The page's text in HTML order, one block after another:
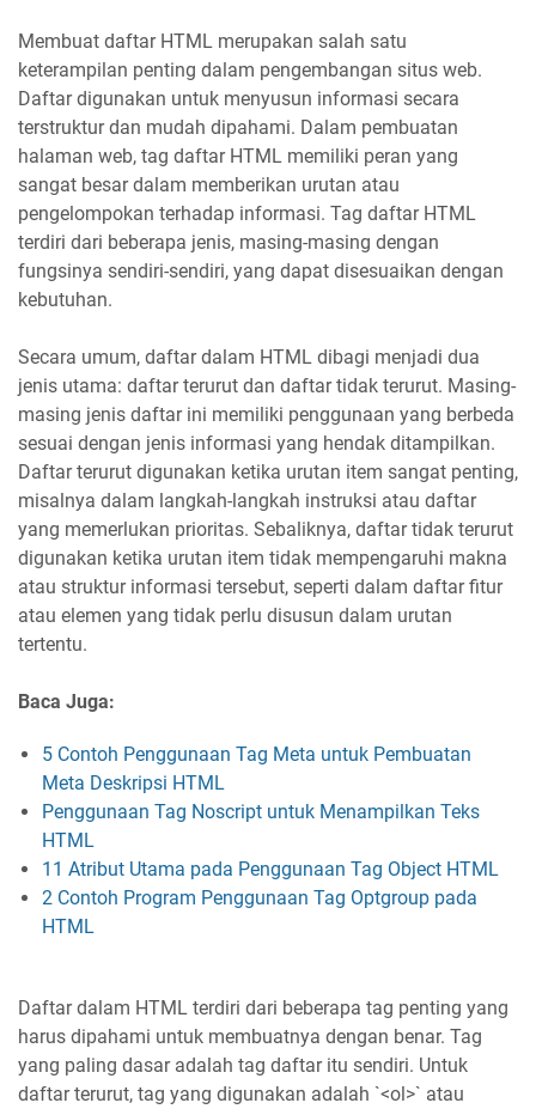
Membuat daftar HTML merupakan salah satu
keterampilan penting dalam pengembangan situs web.
Daftar digunakan untuk menyusun informasi secara
terstruktur dan mudah dipahami. Dalam pembuatan
halaman web, tag daftar HTML memiliki peran yang
sangat besar dalam memberikan urutan atau
pengelompokan terhadap informasi. Tag daftar HTML
terdiri dari beberapa jenis, masing-masing dengan
fungsinya sendiri-sendiri, yang dapat disesuaikan dengan
kebutuhan.
Secara umum, daftar dalam HTML dibagi menjadi dua
jenis utama: daftar terurut dan daftar tidak terurut. Masing-
masing jenis daftar ini memiliki penggunaan yang berbeda
sesuai dengan jenis informasi yang hendak ditampilkan.
Daftar terurut digunakan ketika urutan item sangat penting,
misalnya dalam langkah-langkah instruksi atau daftar
yang memerlukan prioritas. Sebaliknya, daftar tidak terurut
digunakan ketika urutan item tidak mempengaruhi makna
atau struktur informasi tersebut, seperti dalam daftar fitur
atau elemen yang tidak perlu disusun dalam urutan
tertentu.
Baca Juga:
5 Contoh Penggunaan Tag Meta untuk Pembuatan
Meta Deskripsi HTML
Penggunaan Tag Noscript untuk Menampilkan Teks
HTML
11 Atribut Utama pada Penggunaan Tag Object HTML
2 Contoh Program Penggunaan Tag Optgroup pada
HTML
Daftar dalam HTML terdiri dari beberapa tag penting yang
harus dipahami untuk membuatnya dengan benar. Tag
yang paling dasar adalah tag daftar itu sendiri. Untuk
daftar terurut, tag yang digunakan adalah `<ol>` atau